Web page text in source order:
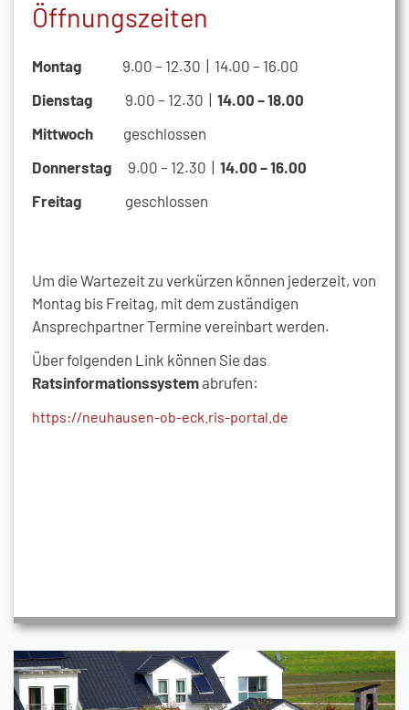
Öffnungszeiten
Montag 9.00 – 12.30 | 14.00 – 16.00
Dienstag 9.00 – 12.30 | 14.00 – 18.00
Mittwoch geschlossen
Donnerstag 9.00 – 12.30 | 14.00 – 16.00
Freitag geschlossen
Um die Wartezeit zu verkürzen können jederzeit, von
Montag bis Freitag, mit dem zuständigen
Ansprechpartner Termine vereinbart werden.
Über folgenden Link können Sie das
Ratsinformationssystemabrufen:
https://neuhausen-ob-eck.ris-portal.de